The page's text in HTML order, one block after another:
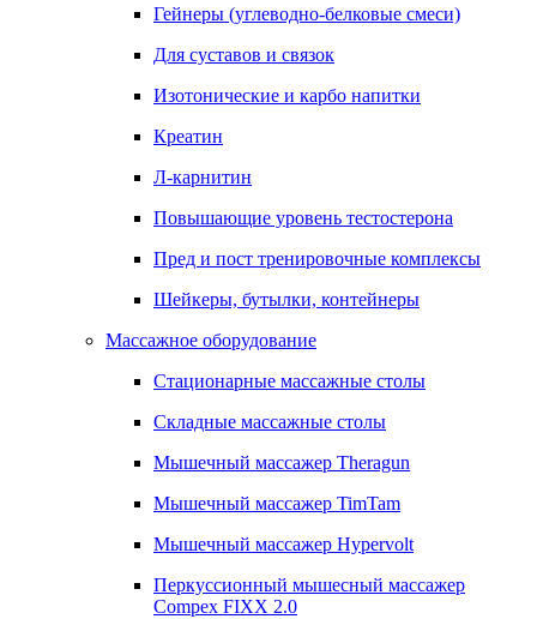
Гейнеры (углеводно-белковые смеси)
Для суставов и связок
Изотонические и карбо напитки
Креатин
Л-карнитин
Повышающие уровень тестостерона
Пред и пост тренировочные комплексы
Шейкеры, бутылки, контейнеры
Массажное оборудование
Стационарные массажные столы
Складные массажные столы
Мышечный массажер Theragun
Мышечный массажер TimTam
Мышечный массажер Hypervolt
Перкуссионный мышесный массажер
Compex FIXX 2.0